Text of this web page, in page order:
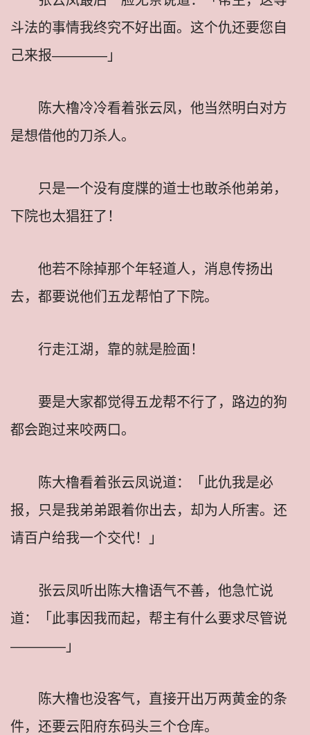
斗法的事情我终究不好出面。这个仇还要您自
己来报————」
陈大橹冷冷看着张云凤，他当然明白对方
是想借他的刀杀人。
只是一个没有度牒的道士也敢杀他弟弟，
下院也太猖狂了！
他若不除掉那个年轻道人，消息传扬出
去，都要说他们五龙帮怕了下院。
行走江湖，靠的就是脸面！
要是大家都觉得五龙帮不行了，路边的狗
都会跑过来咬两口。
陈大橹看着张云凤说道：「此仇我是必
报，只是我弟弟跟着你出去，却为人所害。还
请百户给我一个交代！」
张云凤听出陈大橹语气不善，他急忙说
道：「此事因我而起，帮主有什么要求尽管说
————」
陈大橹也没客气，直接开出万两黄金的条
件，还要云阳府东码头三个仓库。